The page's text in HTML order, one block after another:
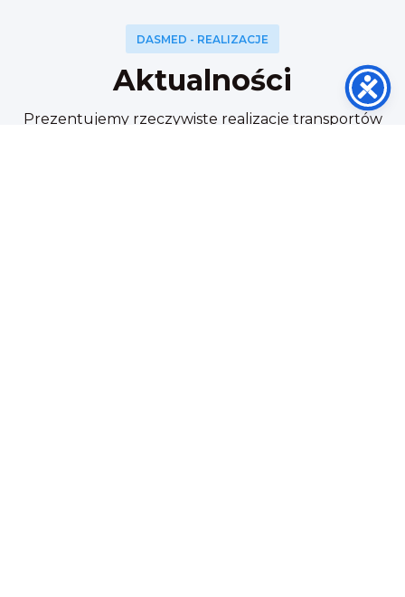
DASMED - REALIZACJE
Aktualności
Prezentujemy rzeczywiste realizacje transportów